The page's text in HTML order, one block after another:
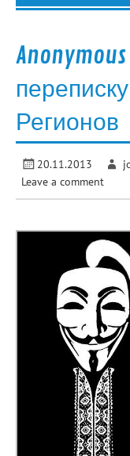
Регионов
20.11.2013
Leave a comment